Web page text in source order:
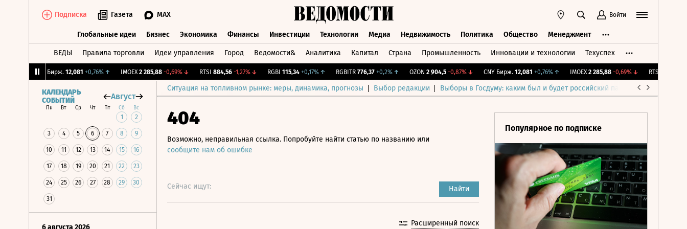
Подписка Газета MAX Войти
Глобальные идеи Бизнес Экономика Финансы Инвестиции Технологии Медиа Недвижимость Политика Общество Менеджмент
ВЕДЫ Правила торговли Идеи управления Город Ведомости& Аналитика Капитал Страна Промышленность Инновации и технологии Техуспех
CNY Бирж. 12,081 +0,76%↑ IMOEX 2 285,88 -0,69%↓ RTSI 884,56 -1,27%↓ RGBI 115,34 +0,17%↑ RGBITR 776,37 +0,2%↑ OZON 2 904,5 -0,87%↓ CNY Бирж. 12,081 +0,76%↑ IMOEX 2 285,88 -0,69%↓ RTSI 884,56
Ситуация на топливном рынке: меры, динамика, прогнозы Выбор редакции Выборы в Госдуму: каким был и будет российский парламент
КАЛЕНДАРЬ
СОБЫТИЙ
Август
Пн Вт Ср Чт Пт Сб Вс
1 2
3 4 5 6 7 8 9
10 11 12 13 14 15 16
17 18 19 20 21 22 23
24 25 26 27 28 29 30
31
6 августа 2026
404
Возможно, неправильная ссылка. Попробуйте найти статью по названию или
сообщите нам об ошибке
Сейчас ищут: Найти
Расширенный поиск
Популярное по подписке